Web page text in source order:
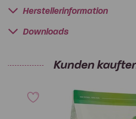
Herstellerinformation
Downloads
Kunden